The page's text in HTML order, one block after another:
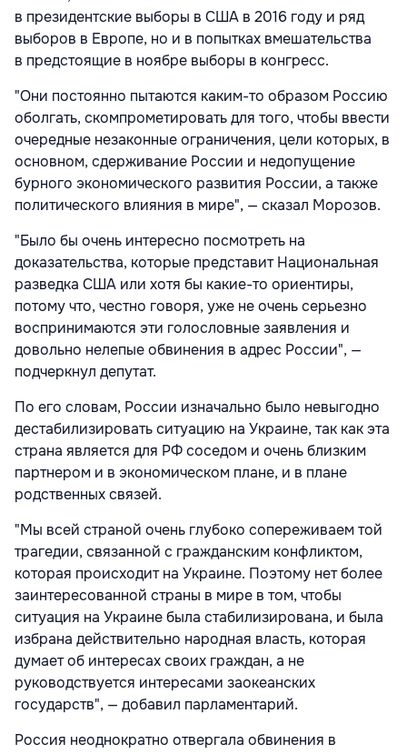
в президентские выборы в США в 2016 году и ряд
выборов в Европе, но и в попытках вмешательства
в предстоящие в ноябре выборы в конгресс.
"Они постоянно пытаются каким-то образом Россию
оболгать, скомпрометировать для того, чтобы ввести
очередные незаконные ограничения, цели которых, в
основном, сдерживание России и недопущение
бурного экономического развития России, а также
политического влияния в мире", — сказал Морозов.
"Было бы очень интересно посмотреть на
доказательства, которые представит Национальная
разведка США или хотя бы какие-то ориентиры,
потому что, честно говоря, уже не очень серьезно
воспринимаются эти голословные заявления и
довольно нелепые обвинения в адрес России", —
подчеркнул депутат.
По его словам, России изначально было невыгодно
дестабилизировать ситуацию на Украине, так как эта
страна является для РФ соседом и очень близким
партнером и в экономическом плане, и в плане
родственных связей.
"Мы всей страной очень глубоко сопереживаем той
трагедии, связанной с гражданским конфликтом,
которая происходит на Украине. Поэтому нет более
заинтересованной страны в мире в том, чтобы
ситуация на Украине была стабилизирована, и была
избрана действительно народная власть, которая
думает об интересах своих граждан, а не
руководствуется интересами заокеанских
государств", — добавил парламентарий.
Россия неоднократно отвергала обвинения в